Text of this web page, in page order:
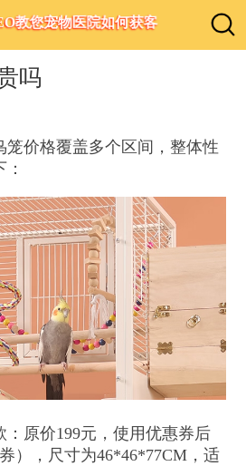
教您宠物医院如何获客
吗
笼价格覆盖多个区间，整体性
原价199元，使用优惠券后
），尺寸为46*46*77CM，适